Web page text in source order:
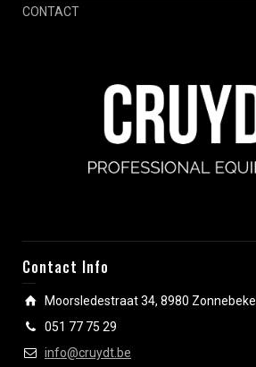
CONTACT
Contact Info
Moorsledestraat 34, 8980 Zonnebeke
051 77 75 29
info@cruydt.be